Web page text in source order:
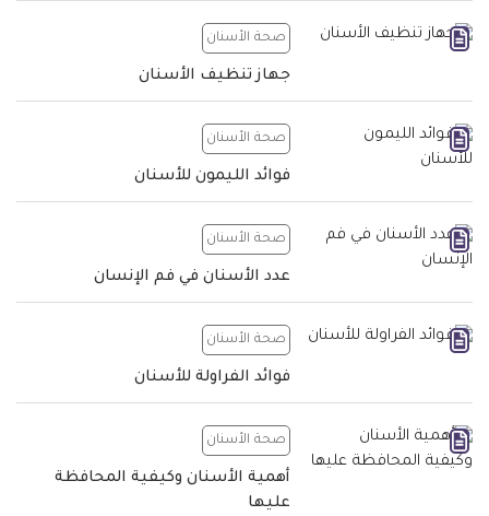
صحة الأسنان
جهاز تنظيف الأسنان
صحة الأسنان
فوائد الليمون للأسنان
صحة الأسنان
عدد الأسنان في فم الإنسان
صحة الأسنان
فوائد الفراولة للأسنان
صحة الأسنان
أهمية الأسنان وكيفية المحافظة
عليها